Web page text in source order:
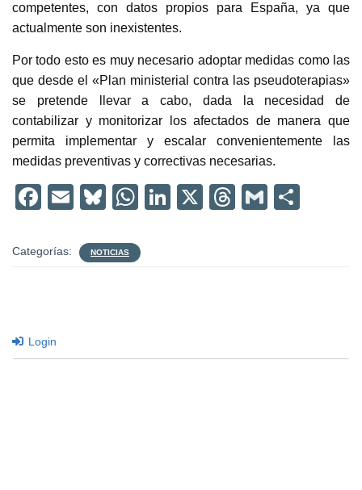
competentes, con datos propios para España, ya que
actualmente son inexistentes.
Por todo esto es muy necesario adoptar medidas como las
que desde el «Plan ministerial contra las pseudoterapias»
se pretende llevar a cabo, dada la necesidad de
contabilizar y monitorizar los afectados de manera que
permita implementar y escalar convenientemente las
medidas preventivas y correctivas necesarias.
F
c
o
E
ail
Bl
e
W
at
p
Li
X
T
G
Categorías: NOTICIAS
Login